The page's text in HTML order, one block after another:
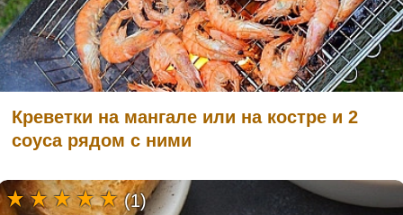
Креветки на мангале или на костре и 2
соуса рядом с ними
(1)